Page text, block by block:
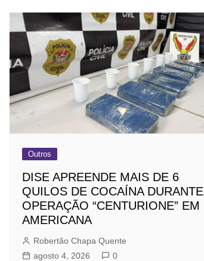
Outros
DISE APREENDE MAIS DE 6
QUILOS DE COCAÍNA DURANTE
OPERAÇÃO “CENTURIONE” EM
AMERICANA
Robertão Chapa Quente
agosto 4, 2026
0